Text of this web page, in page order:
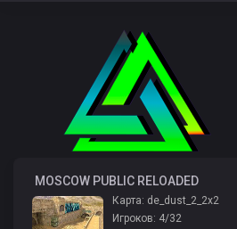
️ MOSCOW PUBLIC RELOADED
Карта: de_dust_2_2x2
Игроков: 4/32